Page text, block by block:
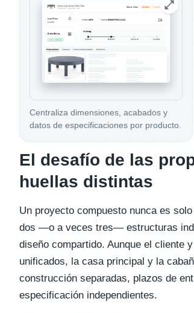
Centraliza dimensiones, acabados y
datos de especificaciones por producto.
El desafío de las
huellas distintas
Un proyecto compuesto nunca es
dos —o a veces tres— estructuras
diseño compartido. Aunque el cliente
unificados, la casa principal y la
construcción separadas, plazos de
especificación independientes.